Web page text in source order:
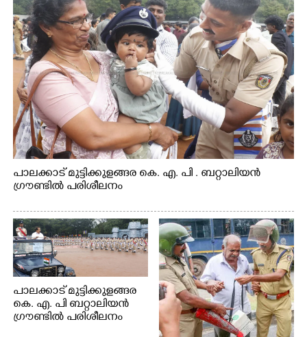
പാലക്കാട് മുട്ടിക്കുളങ്ങര കെ. എ. പി . ബറ്റാലിയൻ
ഗ്രൗണ്ടിൽ പരിശീലനം
പാലക്കാട് മുട്ടിക്കുളങ്ങര
കെ. എ. പി ബറ്റാലിയൻ
ഗ്രൗണ്ടിൽ പരിശീലനം